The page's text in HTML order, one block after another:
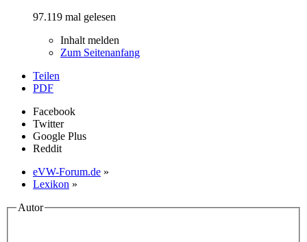
97.119 mal gelesen
Inhalt melden
Zum Seitenanfang
Teilen
PDF
Facebook
Twitter
Google Plus
Reddit
eVW-Forum.de »
Lexikon »
Autor